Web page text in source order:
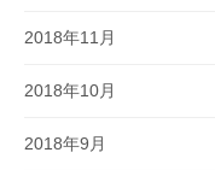
2018年11月
2018年10月
2018年9月